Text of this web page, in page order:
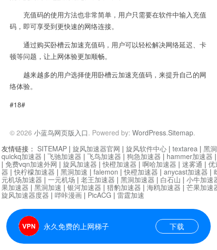
充值码的使用方法也非常简单，用户只需要在软件中输入充值
码，即可享受到更快速的网络连接。
通过购买卧槽云加速充值码，用户可以轻松解决网络延迟、卡
顿等问题，让上网体验更加顺畅。
越来越多的用户选择使用卧槽云加速充值码，来提升自己的网
络体验。
#18#
© 2026 小蓝鸟网页版入口. Powered by: WordPress.Sitemap.
永久免费的上网梯子 下载
友情链接： SITEMAP | 旋风加速器官网 | 旋风软件中心 | textarea | 黑
quickq加速器 | 飞驰加速器 | 飞鸟加速器 | 狗急加速器 | hammer加速器
| 免费vqn加速外网 | 旋风加速器 |快橙加速器 | 啊哈加速器 | 迷雾通 | 优
器 |快柠檬加速器 | 黑洞加速 | falemon |快橙加速器 | anycast加速器 |
元机场加速器 | 一元机场 | 老王加速器 | 黑洞加速器 | 白石山 | 小牛加速
果加速器 | 黑洞加速 | 银河加速器 | 猎豹加速器 | 海鸥加速器 | 芒果加速
旋风加速器度器 | 哔咔漫画 | PicACG | 雷霆加速